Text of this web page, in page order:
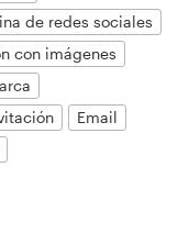
de redes sociales
con imágenes
Email